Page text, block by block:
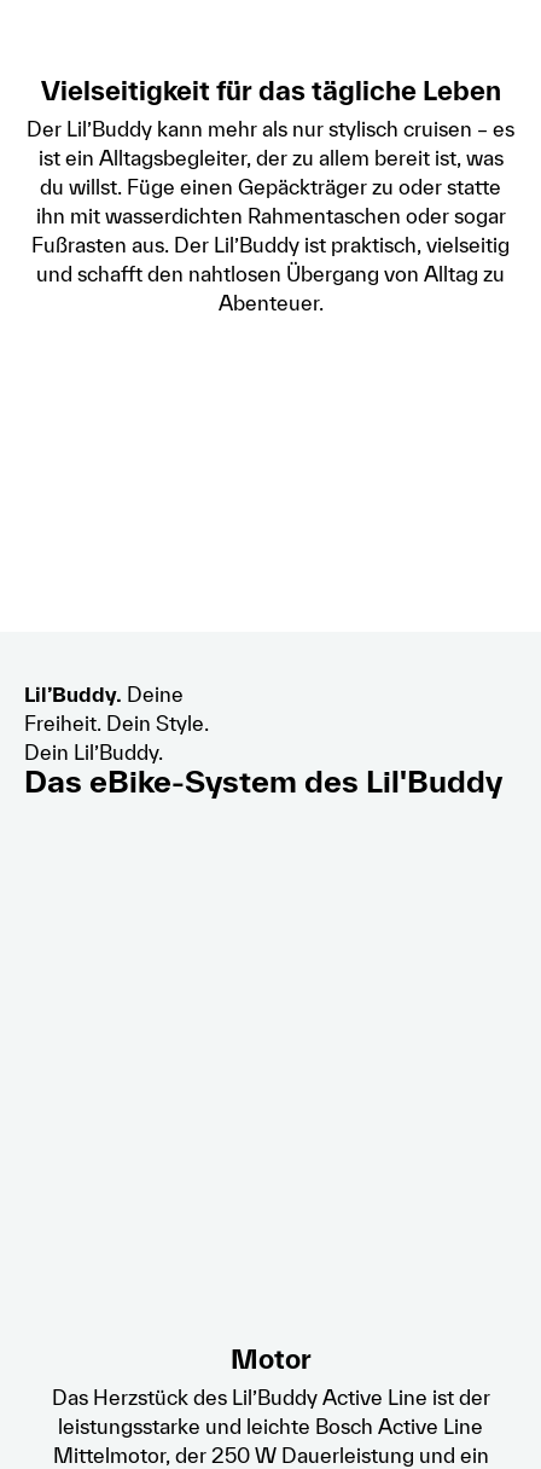
Vielseitigkeit für das tägliche Leben
Der Lil’Buddy kann mehr als nur stylisch cruisen – es
ist ein Alltagsbegleiter, der zu allem bereit ist, was
du willst. Füge einen Gepäckträger zu oder statte
ihn mit wasserdichten Rahmentaschen oder sogar
Fußrasten aus. Der Lil’Buddy ist praktisch, vielseitig
und schafft den nahtlosen Übergang von Alltag zu
Abenteuer.
Lil’Buddy. Deine
Freiheit. Dein Style.
Dein Lil’Buddy.
Das eBike-System des Lil'Buddy
Motor
Das Herzstück des Lil’Buddy Active Line ist der
leistungsstarke und leichte Bosch Active Line
Mittelmotor, der 250 W Dauerleistung und ein